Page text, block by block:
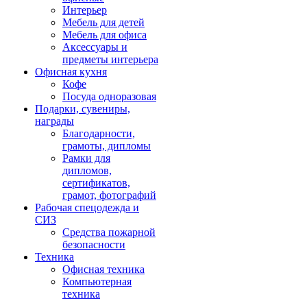
Интерьер
Мебель для детей
Мебель для офиса
Аксессуары и
предметы интерьера
Офисная кухня
Кофе
Посуда одноразовая
Подарки, сувениры,
награды
Благодарности,
грамоты, дипломы
Рамки для
дипломов,
сертификатов,
грамот, фотографий
Рабочая спецодежда и
СИЗ
Средства пожарной
безопасности
Техника
Офисная техника
Компьютерная
техника